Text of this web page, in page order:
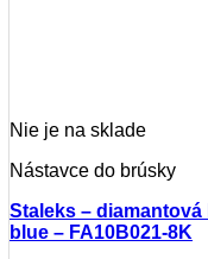
Nie je na sklade
Nástavce do brúsky
Staleks – diamantová
blue – FA10B021-8K